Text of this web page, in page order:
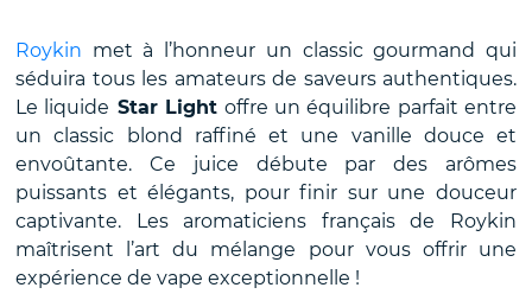
Roykin met à l’honneur un classic gourmand qui
séduira tous les amateurs de saveurs authentiques.
Le liquide Star Light offre un équilibre parfait entre
un classic blond raffiné et une vanille douce et
envoûtante. Ce juice débute par des arômes
puissants et élégants, pour finir sur une douceur
captivante. Les aromaticiens français de Roykin
maîtrisent l’art du mélange pour vous offrir une
expérience de vape exceptionnelle !